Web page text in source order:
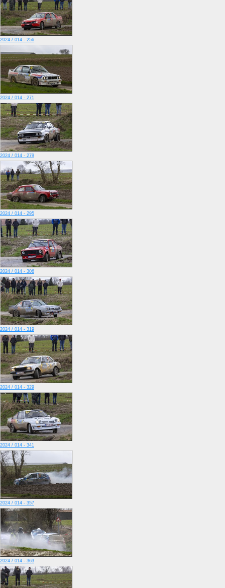
2024 / 014 - 256
2024 / 014 - 271
2024 / 014 - 279
2024 / 014 - 295
2024 / 014 - 306
2024 / 014 - 319
2024 / 014 - 329
2024 / 014 - 341
2024 / 014 - 357
2024 / 014 - 363